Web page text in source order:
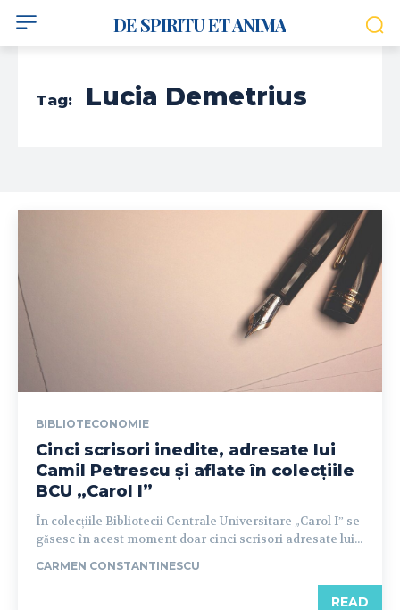
DE SPIRITU ET ANIMA
Tag: Lucia Demetrius
BIBLIOTECONOMIE
Cinci scrisori inedite, adresate lui
Camil Petrescu și aflate în colecțiile
BCU „Carol I”
În colecțiile Bibliotecii Centrale Universitare „Carol Iˮ se
găsesc în acest moment doar cinci scrisori adresate lui...
CARMEN CONSTANTINESCU
READ